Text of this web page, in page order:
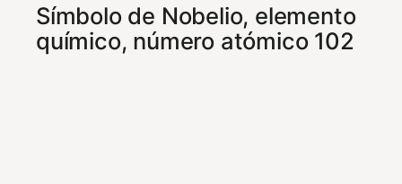
Símbolo de Nobelio, elemento
químico, número atómico 102